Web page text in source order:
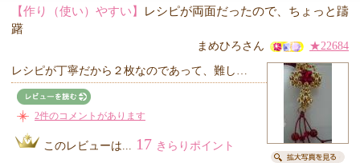
【作り（使い）やすい】
レシピが両面だったので、ちょっと躊
躇
まめひろさん ★22684
レシピが丁寧だから２枚なのであって、難し…
2件のコメントがあります
このレビューは... 17 きらりポイント